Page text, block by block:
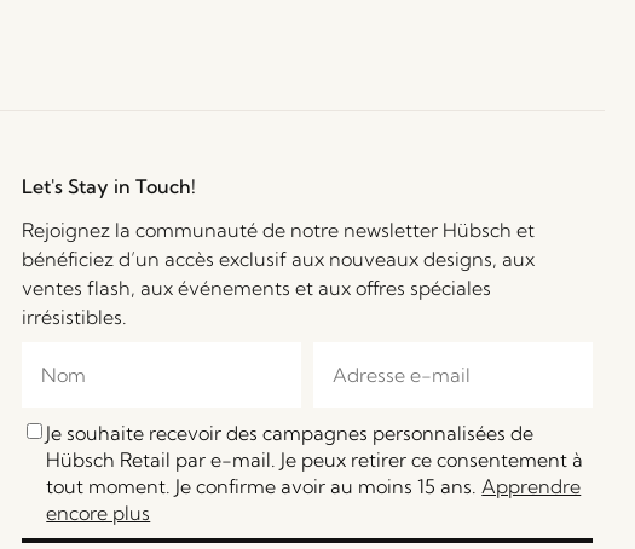
Let's Stay in Touch!
Rejoignez la communauté de notre newsletter Hübsch et
bénéficiez d’un accès exclusif aux nouveaux designs, aux
ventes flash, aux événements et aux offres spéciales
irrésistibles.
Je souhaite recevoir des campagnes personnalisées de
Hübsch Retail par e-mail. Je peux retirer ce consentement à
tout moment. Je confirme avoir au moins 15 ans. Apprendre
encore plus